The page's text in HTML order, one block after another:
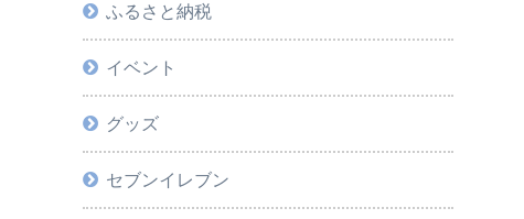
ふるさと納税
イベント
グッズ
セブンイレブン